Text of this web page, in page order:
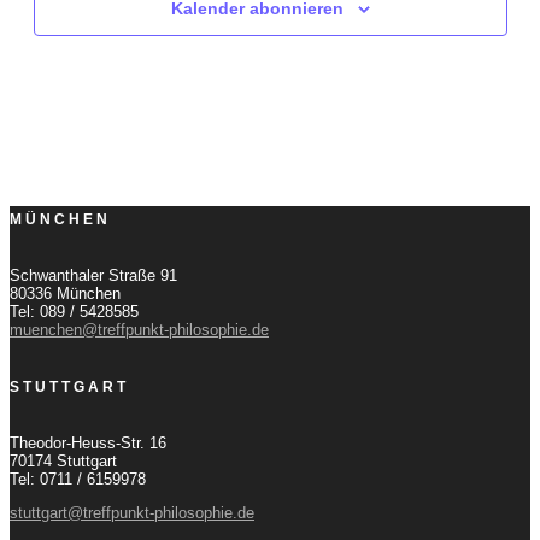
Kalender abonnieren
MÜNCHEN
Schwanthaler Straße 91
80336 München
Tel: 089 / 5428585
muenchen@treffpunkt-philosophie.de
STUTTGART
Theodor-Heuss-Str. 16
70174 Stuttgart
Tel: 0711 / 6159978
stuttgart@treffpunkt-philosophie.de